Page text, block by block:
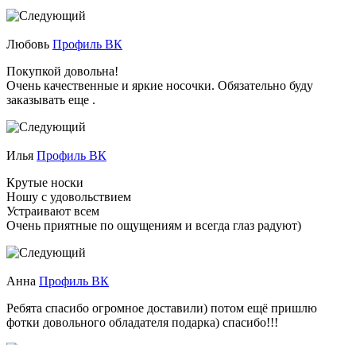
Любовь Профиль ВК
Покупкой довольна!
Очень качественные и яркие носочки. Обязательно буду
заказывать еще .
Илья Профиль ВК
Крутые носки
Ношу с удовольствием
Устраивают всем
Очень приятные по ощущениям и всегда глаз радуют)
Анна Профиль ВК
Ребята спасибо огромное доставили) потом ещё пришлю
фотки довольного обладателя подарка) спасибо!!!